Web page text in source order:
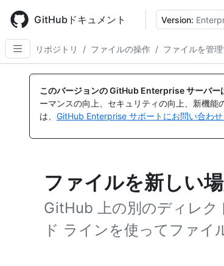
main
content
GitHubドキュメント Version:
リポジトリ
/ ファイルの操作 / ファイルを管理
このバージョンの GitHub Enterprise サーバー
ーマンスの向上、セキュリティの向上、新機能
は、 GitHub Enterprise サポートにお問い合わ
ファイルを新しい
GitHub 上の別のディレク
ド ラインを使ってファイ